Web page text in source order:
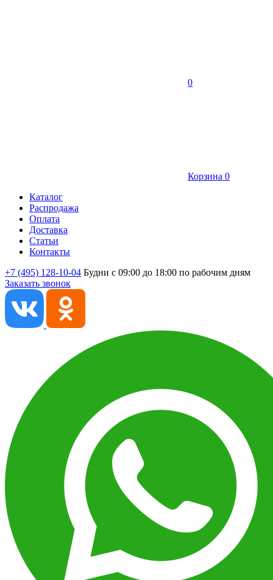
0
Корзина 0
Каталог
Распродажа
Оплата
Доставка
Статьи
Контакты
+7 (495) 128-10-04 Будни с 09:00 до 18:00 по рабочим дням
Заказать звонок